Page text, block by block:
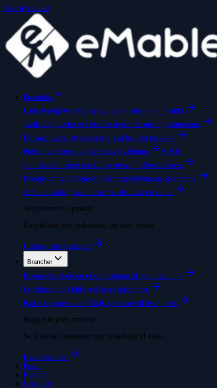
Skip to content
Produkter
LadestyringOvervåg og styr hvert ladepunkt i realtid.
Tariff EngineOpsæt fleksible regler for pris og fakturering.
DataanalyseAnalyser på tværs af hele dit netværk.
PulseLive status og tilstandsovervågning.
API &
connectorsIntegrér med de systemer, I allerede kører.
EnergistyringIntelligent belastningsstyring og optimering.
Ad hoc-betalingLad bilister betale uden en konto.
Se platformen i praksis
Én platform bag opladning, der bare virker.
Udforsk alle produkter
Brancher
EnergiselskaberGør elbilopladning til ny omsætning.
DetailhandelFå bilister til jeres lokationer.
ParkeringsoperatørerTilføj opladning til hver plads.
Bygget til jeres branche
Se, hvordan operatører gør opladning til vækst.
Kundehistorier
Priser
Kunder
Udviklere